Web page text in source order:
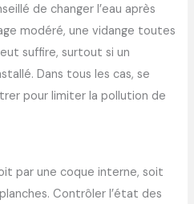
de changer l’eau après
modéré, une vidange toutes
suffire, surtout si un
Dans tous les cas, se
pour limiter la pollution de
par une coque interne, soit
Contrôler l’état des